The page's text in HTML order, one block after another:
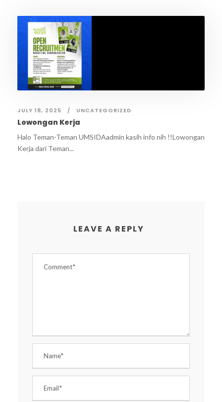
JULY 18, 2025 UNCATEGORIZED
Lowongan Kerja
Halo Teman-Teman UMSIDAadmin kasih info nih !!Lowongan
Kerja dari Teman...
LEAVE A REPLY